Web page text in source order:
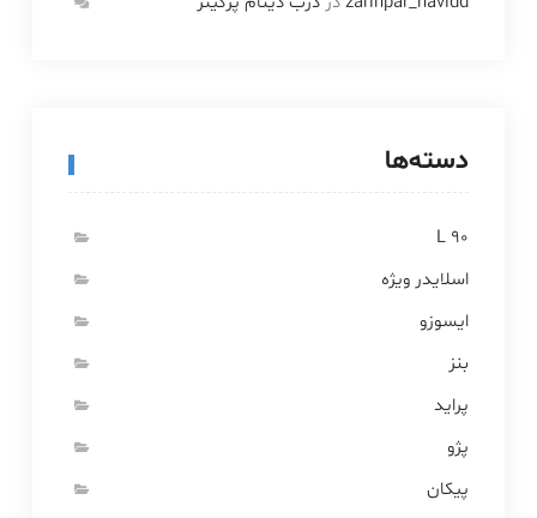
دسته‌ها
L 90
اسلایدر ویژه
ایسوزو
بنز
پراید
پژو
پیکان